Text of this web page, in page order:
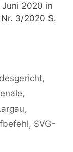
2020 in
3/2020 S.
,
,
,
, SVG-